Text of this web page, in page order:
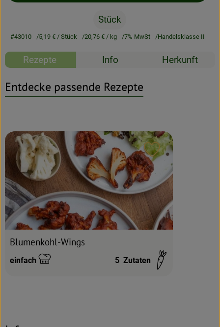
Stück
#43010 5,19 € / Stück 20,76 € / kg 7% MwSt Handelsklasse II
Rezepte Info Herkunft
Entdecke passende Rezepte
Blumenkohl-Wings
Schwierigkeit:
einfach 5 Zutaten
Rezept zu